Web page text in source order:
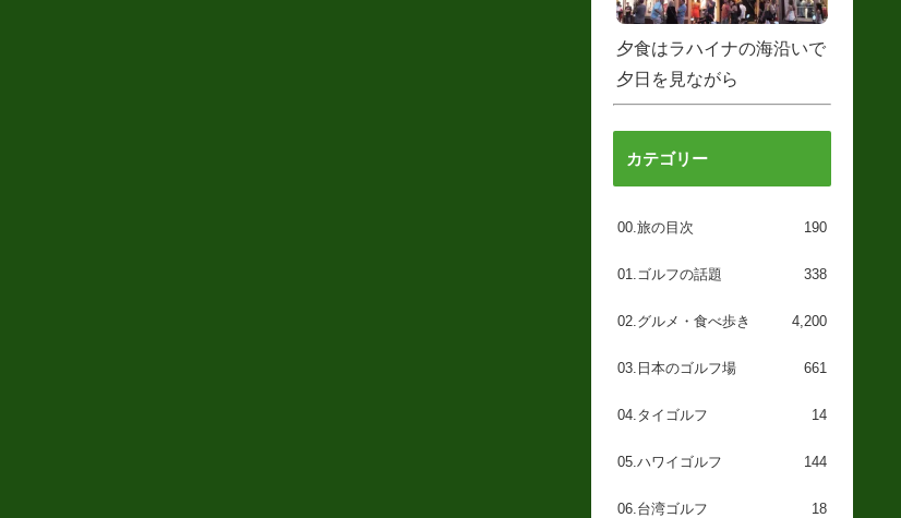
夕食はラハイナの海沿いで
夕日を見ながら
カテゴリー
00.旅の目次 190
01.ゴルフの話題 338
02.グルメ・食べ歩き 4,200
03.日本のゴルフ場 661
04.タイゴルフ 14
05.ハワイゴルフ 144
06.台湾ゴルフ 18